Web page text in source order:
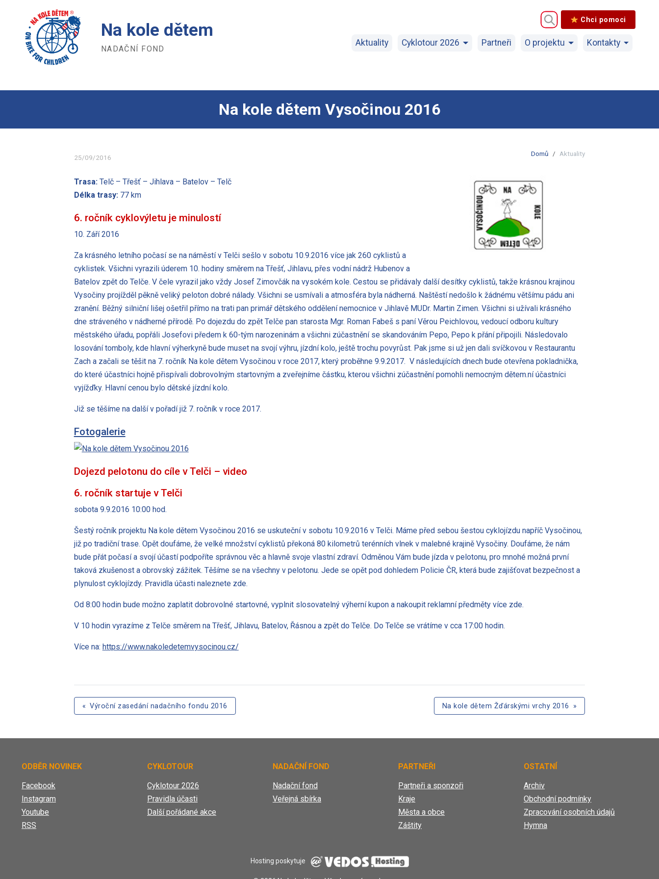
Na kole dětem
NADAČNÍ FOND
Chci pomoci
Aktuality Cyklotour 2026 Partneři O projektu Kontakty
Na kole dětem Vysočinou 2016
25/09/2016 Domů Aktuality
Trasa:Telč – Třešť – Jihlava – Batelov – Telč
Délka trasy:77 km
6. ročník cyklovýletu je minulostí
10. Září 2016
Za krásného letního počasí se na náměstí v Telči sešlo v sobotu 10.9.2016 více jak 260 cyklistů a
cyklistek. Všichni vyrazili úderem 10. hodiny směrem na Třešť, Jihlavu, přes vodní nádrž Hubenov a
Batelov zpět do Telče. V čele vyrazil jako vždy Josef Zimovčák na vysokém kole. Cestou se přidávaly další desítky cyklistů, takže krásnou krajinou
Vysočiny projížděl pěkně veliký peloton dobré nálady. Všichni se usmívali a atmosféra byla nádherná. Naštěstí nedošlo k žádnému většímu pádu ani
zranění. Běžný silniční lišej ošetřil přímo na trati pan primář dětského oddělení nemocnice v Jihlavě MUDr. Martin Zimen. Všichni si užívali krásného
dne stráveného v nádherné přírodě. Po dojezdu do zpět Telče pan starosta Mgr. Roman Fabeš s paní Věrou Peichlovou, vedoucí odboru kultury
městského úřadu, popřáli Josefovi předem k 60-tým narozeninám a všichni zúčastnění se skandováním Pepo, Pepo k přání připojili. Následovalo
losování tomboly, kde hlavní výherkyně bude muset na svojí výhru, jízdní kolo, ještě trochu povyrůst. Pak jsme si už jen dali svíčkovou v Restaurantu
Zach a začali se těšit na 7. ročník Na kole dětem Vysočinou v roce 2017, který proběhne 9.9.2017. V následujících dnech bude otevřena pokladnička,
do které účastníci hojně přispívali dobrovolným startovným a zveřejníme částku, kterou všichni zúčastnění pomohli nemocným dětem.ní účastníci
vyjížďky. Hlavní cenou bylo dětské jízdní kolo.
Již se těšíme na další v pořadí již 7. ročník v roce 2017.
Fotogalerie
Dojezd pelotonu do cíle v Telči – video
6. ročník startuje v Telči
sobota 9.9.2016 10:00 hod.
Šestý ročník projektu Na kole dětem Vysočinou 2016 se uskuteční v sobotu 10.9.2016 v Telči. Máme před sebou šestou cyklojízdu napříč Vysočinou,
již po tradiční trase. Opět doufáme, že velké množství cyklistů překoná 80 kilometrů terénních vlnek v malebné krajině Vysočiny. Doufáme, že nám
bude přát počasí a svojí účastí podpoříte správnou věc a hlavně svoje vlastní zdraví. Odměnou Vám bude jízda v pelotonu, pro mnohé možná první
taková zkušenost a obrovský zážitek. Těšíme se na všechny v pelotonu. Jede se opět pod dohledem Policie ČR, která bude zajišťovat bezpečnost a
plynulost cyklojízdy. Pravidla účasti naleznete zde.
Od 8:00 hodin bude možno zaplatit dobrovolné startovné, vyplnit slosovatelný výherní kupon a nakoupit reklamní předměty více zde.
V 10 hodin vyrazíme z Telče směrem na Třešť, Jihlavu, Batelov, Řásnou a zpět do Telče. Do Telče se vrátíme v cca 17:00 hodin.
Více na: https://www.nakoledetemvysocinou.cz/
« Výroční zasedání nadačního fondu 2016 Na kole dětem Žďárskými vrchy 2016 »
ODBĚR NOVINEK
Facebook
Instagram
Youtube
RSS
CYKLOTOUR
Cyklotour 2026
Pravidla účasti
Další pořádané akce
NADAČNÍ FOND
Nadační fond
Veřejná sbírka
PARTNEŘI
Partneři a sponzoři
Kraje
Města a obce
Záštity
OSTATNÍ
Archiv
Obchodní podmínky
Zpracování osobních údajů
Hymna
Hosting poskytuje